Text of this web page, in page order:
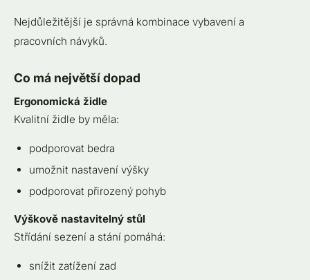
Nejdůležitější je správná kombinace vybavení a
pracovních návyků.
Co má největší dopad
Ergonomická židle
Kvalitní židle by měla:
podporovat bedra
umožnit nastavení výšky
podporovat přirozený pohyb
Výškově nastavitelný stůl
Střídání sezení a stání pomáhá:
snížit zatížení zad